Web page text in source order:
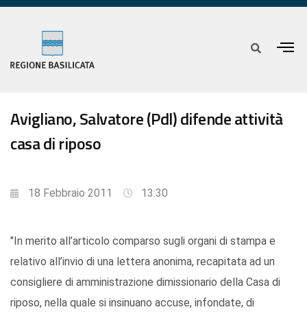
Avigliano, Salvatore (Pdl) difende attività
casa di riposo
18 Febbraio 2011 13:30
"In merito all’articolo comparso sugli organi di stampa e
relativo all’invio di una lettera anonima, recapitata ad un
consigliere di amministrazione dimissionario della Casa di
riposo, nella quale si insinuano accuse, infondate, di